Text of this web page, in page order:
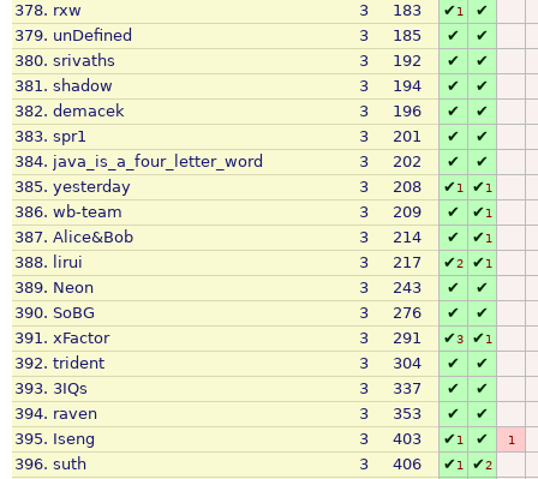
378. rxw 3 183 ✔1
✔
379. unDefined 3 185 ✔
✔
380. srivaths 3 192 ✔
✔
381. shadow 3 194 ✔
✔
382. demacek 3 196 ✔
✔
383. spr1 3 201 ✔
✔
384. java_is_a_four_letter_word 3 202 ✔
✔
385. yesterday 3 208 ✔1 ✔1
386. wb-team 3 209 ✔ ✔1
387. Alice&Bob 3 214 ✔ ✔1
388. lirui 3 217 ✔2 ✔1
389. Neon 3 243 ✔
✔
390. SoBG 3 276 ✔
✔
391. xFactor 3 291 ✔3 ✔1
392. trident 3 304 ✔
✔
393. 3IQs 3 337 ✔
✔
394. raven 3 353 ✔
✔
395. Iseng 3 403 ✔1 ✔ 1
396. suth 3 406 ✔1 ✔2